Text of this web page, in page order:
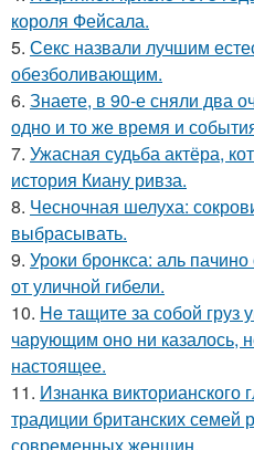
короля Фейсала.
5. Секс назвали лучшим
обезболивающим.
6. Знаете, в 90-е сняли два
одно и то же время и
7. Ужасная судьба актёра,
история Киану ривза.
8. Чесночная шелуха:
выбрасывать.
9. Уроки бронкса: аль
от уличной гибели.
10. He тащите за собой
чарующим оно ни казалось,
настоящее.
11. Изнанка
традиции британских семей